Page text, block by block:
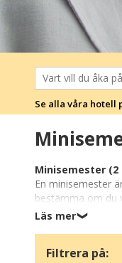
Se alla våra hotell
Minisemester
En minisemester
bestämma om du
batterierna och
I Danmark kan
Läs mer❯
Filtrera på: